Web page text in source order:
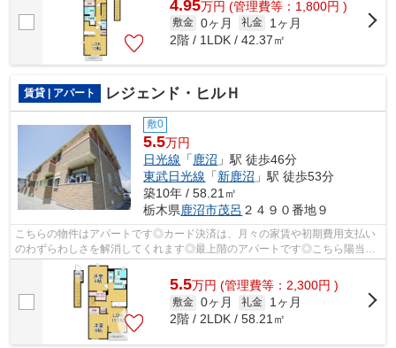
4.95万円 (管理費等：1,800円 )
敷金 0ヶ月 礼金
1ヶ月
2階 / 1LDK / 42.37㎡
賃貸 | アパート レジェンド・ヒルＨ
敷0
5.5万円
日光線 「 鹿沼 」駅 徒歩46分
東武日光線 「新鹿沼 」駅 徒歩53分
築10年 / 58.21㎡
栃木県鹿沼市茂呂 ２４９０番地９
こちらの物件はアパートです◎カード決済は、月々の家賃や初期費用支払い
のわずらわしさを解消してくれます◎最上階のアパートです◎こちら陽当た
りの良好な物件です◎エスケーホームには...
5.5万円 (管理費等：2,300円 )
敷金 0ヶ月 礼金
1ヶ月
2階 / 2LDK / 58.21㎡